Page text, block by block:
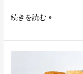
続きを読む »